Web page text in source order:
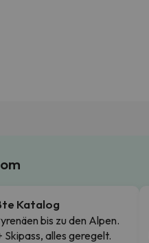
Katalog
bis zu den Alpen.
Skipass, alles geregelt.